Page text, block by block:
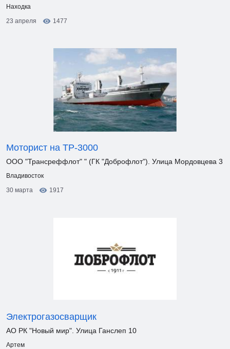
Находка
23 апреля
1477
Моторист на ТР-3000
ООО "Трансреффлот" " (ГК "Доброфлот"). Улица Мордовцева 3
Владивосток
30 марта
1917
Электрогазосварщик
АО РК "Новый мир". Улица Ганслеп 10
Артем